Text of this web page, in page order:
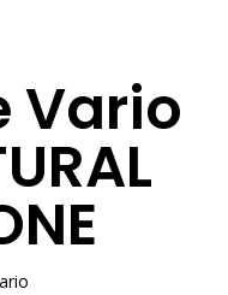
Vario